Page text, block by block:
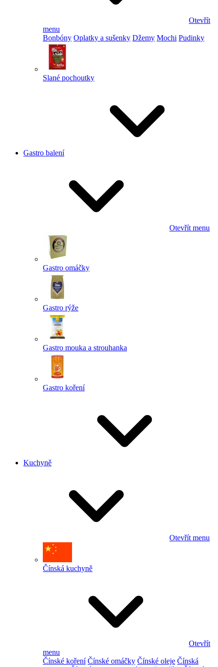
Otevřít
menu
Bonbóny Oplatky a sušenky Džemy Mochi Pudinky
Slané pochoutky
Gastro balení
Otevřít menu
Gastro omáčky
Gastro rýže
Gastro mouka a strouhanka
Gastro koření
Kuchyně
Otevřít menu
Čínská kuchyně
Otevřít
menu
Čínské koření Čínské omáčky Čínské oleje Čínská